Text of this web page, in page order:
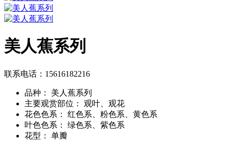
美人蕉系列
联系电话：15616182216
品种：
美人蕉系列
主要观赏部位：
观叶、观花
花色色系：
红色系、粉色系、黄色系
叶色色系：
绿色系、紫色系
花型：
单瓣